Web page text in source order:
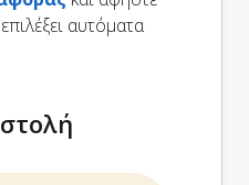
αυτόματα